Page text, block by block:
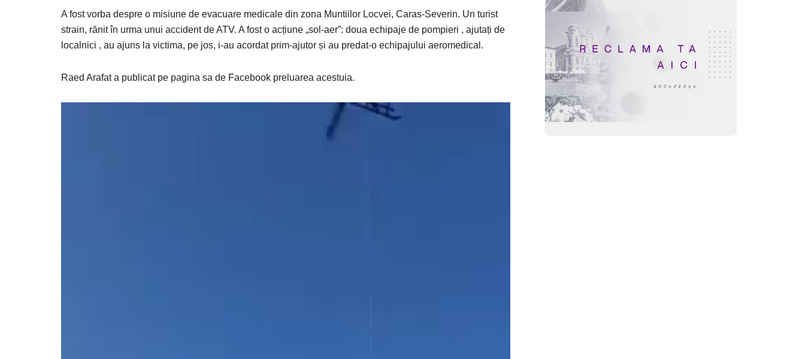
A fost vorba despre o misiune de evacuare medicale din zona Muntiilor Locvei, Caras-Severin. Un turist
strain, rănit în urma unui accident de ATV. A fost o acțiune „sol-aer”: doua echipaje de pompieri , ajutați de
localnici , au ajuns la victima, pe jos, i-au acordat prim-ajutor și au predat-o echipajului aeromedical.
Raed Arafat a publicat pe pagina sa de Facebook preluarea acestuia.